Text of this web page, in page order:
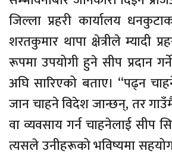
जिल्ला प्रहरी कार्यालय
शरतकुमार थापा क्षेत्रीले म्यादी
रूपमा उपयोगी हुने सीप प्रदान
अघि सारिएको बताए। “पढ्न
जान चाहने विदेश जान्छन्, तर
वा व्यवसाय गर्न चाहनेलाई सीप
त्यसले उनीहरूको भविष्यमा